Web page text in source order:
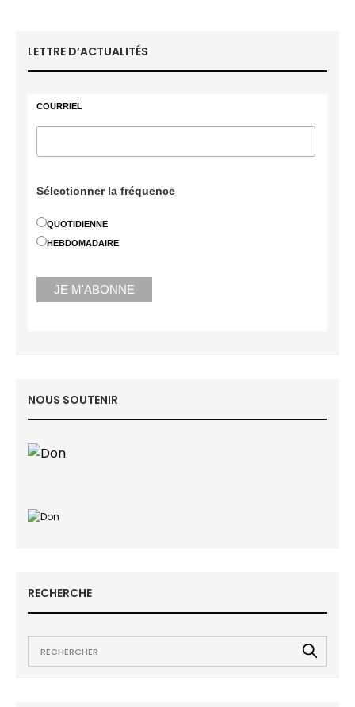
LETTRE D’ACTUALITÉS
COURRIEL
Sélectionner la fréquence
QUOTIDIENNE
HEBDOMADAIRE
NOUS SOUTENIR
RECHERCHE